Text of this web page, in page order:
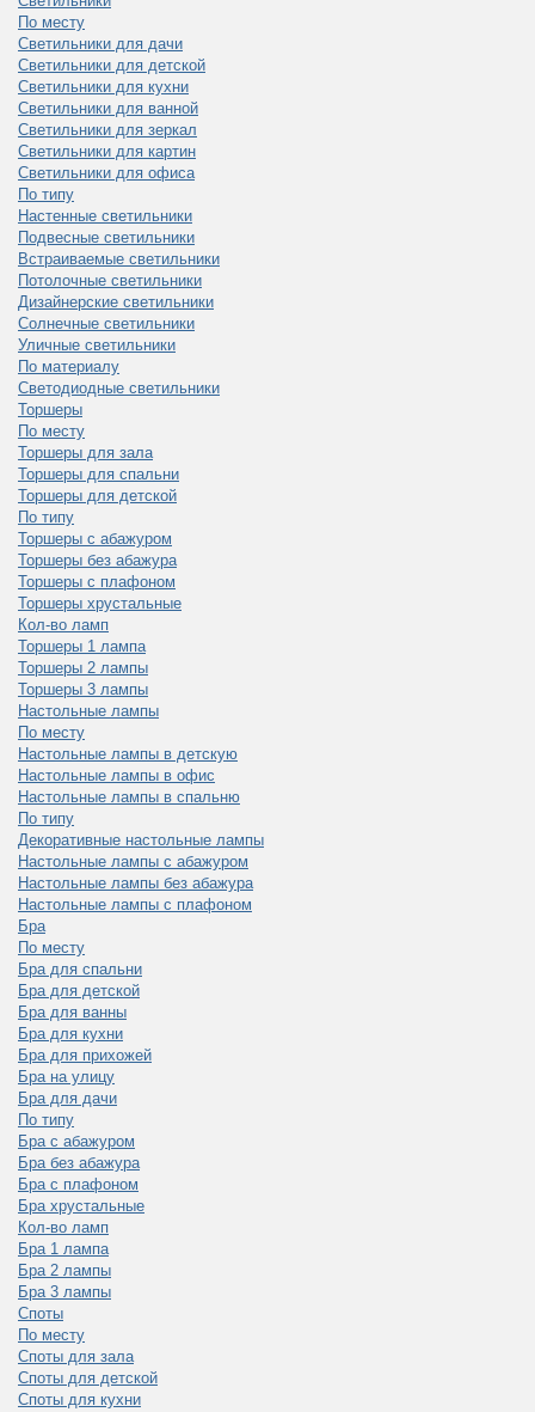
По месту
Светильники для дачи
Светильники для детской
Светильники для кухни
Светильники для ванной
Светильники для зеркал
Светильники для картин
Светильники для офиса
По типу
Настенные светильники
Подвесные светильники
Встраиваемые светильники
Потолочные светильники
Дизайнерские светильники
Солнечные светильники
Уличные светильники
По материалу
Светодиодные светильники
Торшеры
По месту
Торшеры для зала
Торшеры для спальни
Торшеры для детской
По типу
Торшеры с абажуром
Торшеры без абажура
Торшеры с плафоном
Торшеры хрустальные
Кол-во ламп
Торшеры 1 лампа
Торшеры 2 лампы
Торшеры 3 лампы
Настольные лампы
По месту
Настольные лампы в детскую
Настольные лампы в офис
Настольные лампы в спальню
По типу
Декоративные настольные лампы
Настольные лампы с абажуром
Настольные лампы без абажура
Настольные лампы с плафоном
Бра
По месту
Бра для спальни
Бра для детской
Бра для ванны
Бра для кухни
Бра для прихожей
Бра на улицу
Бра для дачи
По типу
Бра с абажуром
Бра без абажура
Бра с плафоном
Бра хрустальные
Кол-во ламп
Бра 1 лампа
Бра 2 лампы
Бра 3 лампы
Споты
По месту
Споты для зала
Споты для детской
Споты для кухни